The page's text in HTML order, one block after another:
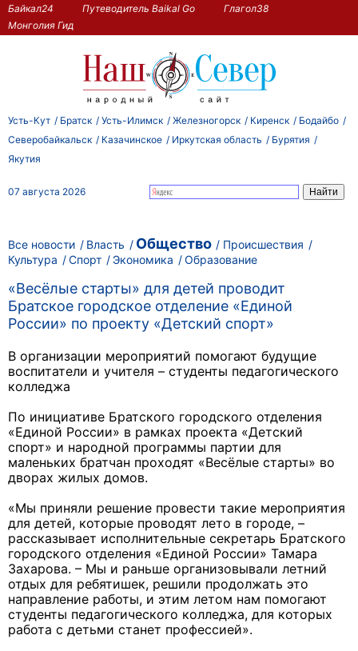
Байкал24 Путеводитель Baikal Go
Глагол38
Монголия Гид
Усть-Кут Братск Усть-Илимск Железногорск Киренск
Бодайбо
Северобайкальск
Казачинское Иркутская область
Бурятия
Якутия
07 августа 2026
Все новости Власть Общество
Происшествия
Культура
Спорт Экономика Образование
«Весёлые старты» для детей проводит
Братское городское отделение «Единой
России» по проекту «Детский спорт»
В организации мероприятий помогают будущие
воспитатели и учителя – студенты педагогического
колледжа
По инициативе Братского городского отделения
«Единой России» в рамках проекта «Детский
спорт» и народной программы партии для
маленьких братчан проходят «Весёлые старты» во
дворах жилых домов.
«Мы приняли решение провести такие мероприятия
для детей, которые проводят лето в городе, –
рассказывает исполнительные секретарь Братского
городского отделения «Единой России» Тамара
Захарова. – Мы и раньше организовывали летний
отдых для ребятишек, решили продолжать это
направление работы, и этим летом нам помогают
студенты педагогического колледжа, для которых
работа с детьми станет профессией».